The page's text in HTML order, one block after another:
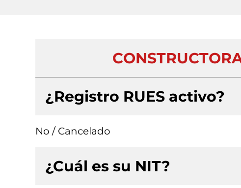
¿Registro RUES activo?
No / Cancelado
¿Cuál es su NIT?